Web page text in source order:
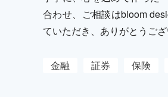
合わせ、ご相談はbloom
ていただき、ありがとうござ
金融 証券 保険